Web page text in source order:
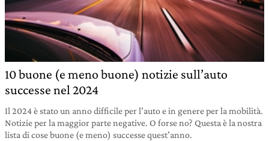
10 buone (e meno buone) notizie sull’auto
successe nel 2024
Il 2024 è stato un anno difficile per l’auto e in genere per la mobilità.
Notizie per la maggior parte negative. O forse no? Questa è la nostra
lista di cose buone (e meno) successe quest’anno.